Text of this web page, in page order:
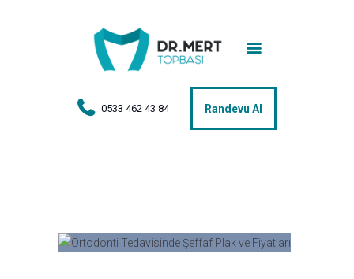
0533 462 43 84 Randevu Al
Anasayfa
Tedaviler
Hakkımda
İletişim